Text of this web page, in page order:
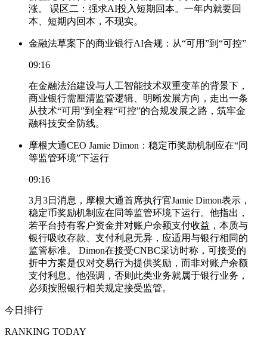
涨。 误区二：强求AI投入短期回本。一年内就要回
本、短期内回本，不现实。
金融法草案下的商业银行AI合规：从“可用”到“可控”
09:16
在金融法治建设与人工智能技术双重变革的背景下，
商业银行需厘清监管逻辑、明晰发展方向，走出一条
从技术“可用”到全程“可控”的合规发展之路，筑牢金
融科技安全防线。
摩根大通CEO Jamie Dimon：稳定币奖励机制应在“同
等监管环境”下运行
09:16
3月3日消息，摩根大通首席执行官Jamie Dimon表示，
稳定币奖励机制应在同等监管环境下运行。他指出，
若平台持有客户资金并对账户余额支付收益，本质与
银行吸收存款、支付利息无异，应适用与银行相同的
监管标准。 Dimon在接受CNBC采访时称，可接受的
折中方案是仅对交易行为提供奖励，而非对账户余额
支付利息。他强调，否则此类业务就属于银行业务，
必须按照银行相关规定接受监管。
今日排行
RANKING TODAY